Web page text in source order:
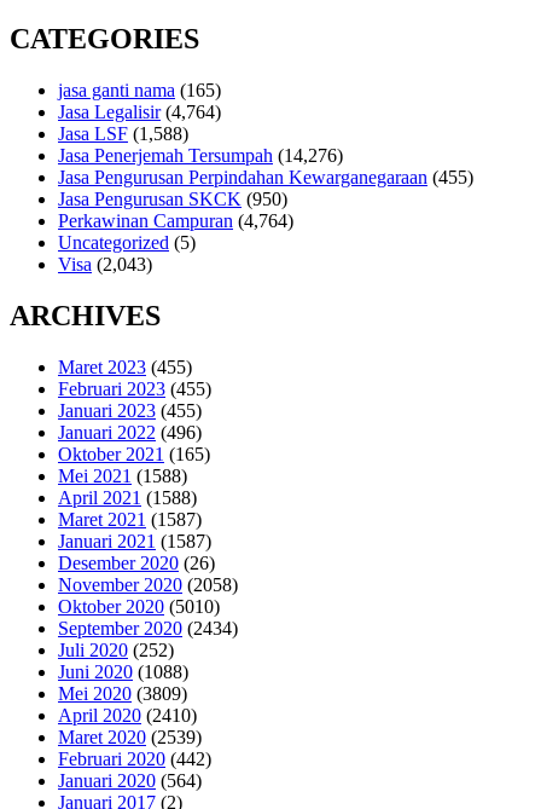
CATEGORIES
jasa ganti nama (165)
Jasa Legalisir(4,764)
Jasa LSF (1,588)
Jasa Penerjemah Tersumpah (14,276)
Jasa Pengurusan Perpindahan Kewarganegaraan (455)
Jasa Pengurusan SKCK (950)
Perkawinan Campuran (4,764)
Uncategorized (5)
Visa (2,043)
ARCHIVES
Maret 2023 (455)
Februari 2023 (455)
Januari 2023 (455)
Januari 2022 (496)
Oktober 2021 (165)
Mei 2021 (1588)
April 2021 (1588)
Maret 2021 (1587)
Januari 2021 (1587)
Desember 2020 (26)
November 2020 (2058)
Oktober 2020 (5010)
September 2020 (2434)
Juli 2020 (252)
Juni 2020 (1088)
Mei 2020 (3809)
April 2020 (2410)
Maret 2020 (2539)
Februari 2020 (442)
Januari 2020 (564)
Januari 2017 (2)